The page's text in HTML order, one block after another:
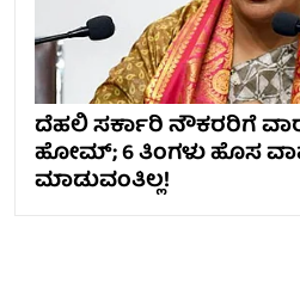
ದೆಹಲಿ ಸರ್ಕಾರಿ ನೌಕರರಿಗೆ
ಹೋಮ್; 6 ತಿಂಗಳು ಹೊಸ
ಮಾಡುವಂತಿಲ್ಲ!